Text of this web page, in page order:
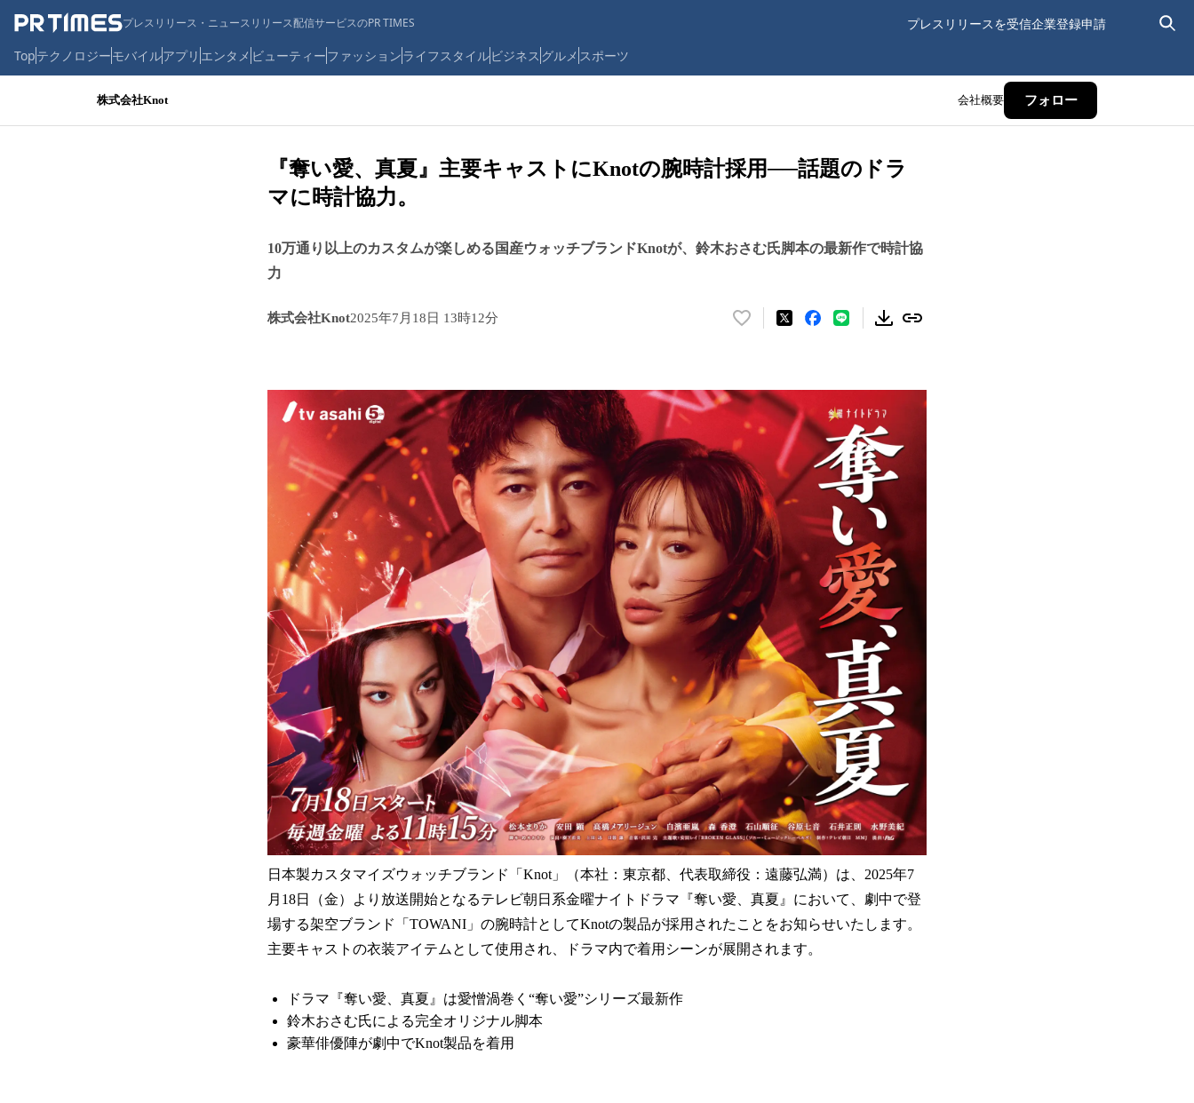
プレスリリース・ニュースリリース配信サービスのPR TIMES プレスリリースを受信企業登録申請
Topテクノロジーモバイルアプリ エンタメ ビューティーファッションライフスタイルビジネス グルメ スポーツ
株式会社Knot 会社概要 フォロー
『奪い愛、真夏』主要キャストにKnotの腕時計採用──話題のドラ
マに時計協力。
10万通り以上のカスタムが楽しめる国産ウォッチブランドKnotが、鈴木おさむ氏脚本の最新作で時計協
力
株式会社Knot2025年7月18日 13時12分
い
数
を
読
み
込
み
中
で
す
日本製カスタマイズウォッチブランド「Knot」（本社：東京都、代表取締役：遠藤弘満）は、2025年7
月18日（金）より放送開始となるテレビ朝日系金曜ナイトドラマ『奪い愛、真夏』において、劇中で登
場する架空ブランド「TOWANI」の腕時計としてKnotの製品が採用されたことをお知らせいたします。
主要キャストの衣装アイテムとして使用され、ドラマ内で着用シーンが展開されます。
ドラマ『奪い愛、真夏』は愛憎渦巻く“奪い愛”シリーズ最新作
鈴木おさむ氏による完全オリジナル脚本
豪華俳優陣が劇中でKnot製品を着用